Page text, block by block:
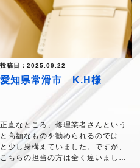
しかも、聞いていた時間より早く駆
けつけてくださり、本当に助かりま
した。原因や作業内容も、一つひと
つ丁寧に説明してくださったので、
不安だった気持ちがみるみるうちに
解消されていきました。
仕上がりももちろん完璧で、悩んで
いた時間がもったいなかったです。
こんなことなら、もっと早くご相談
すればよかった！と、少しだけ後悔
しています（笑）。本当にありがと
うございました。
投稿日：2025.09.22
愛知県常滑市 K.H様
正直なところ、修理業者さんという
と高額なものを勧められるのでは…
と少し身構えていました。ですが、
こちらの担当の方は全く違いました